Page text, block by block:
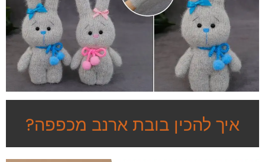
איך להכין בובת ארנב מכפפה?